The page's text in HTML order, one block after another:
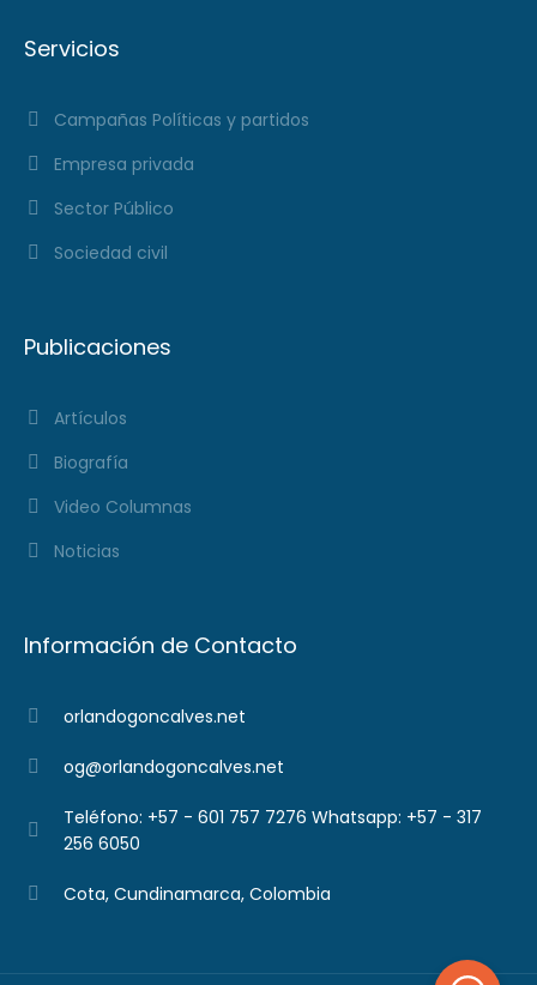
Servicios
Campañas Políticas y partidos
Empresa privada
Sector Público
Sociedad civil
Publicaciones
Artículos
Biografía
Video Columnas
Noticias
Información de Contacto
orlandogoncalves.net
og@orlandogoncalves.net
Teléfono: +57 - 601 757 7276 Whatsapp: +57 - 317
256 6050
Cota, Cundinamarca, Colombia